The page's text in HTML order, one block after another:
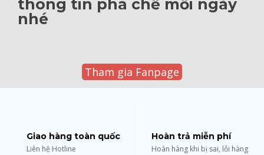
thông tin pha chế mỗi ngày
nhé
Tham gia Fanpage
Giao hàng toàn quốc
Liên hệ Hotline
Hoàn trả miễn phí
Hoàn hàng khi bị sai, lỗi hàng